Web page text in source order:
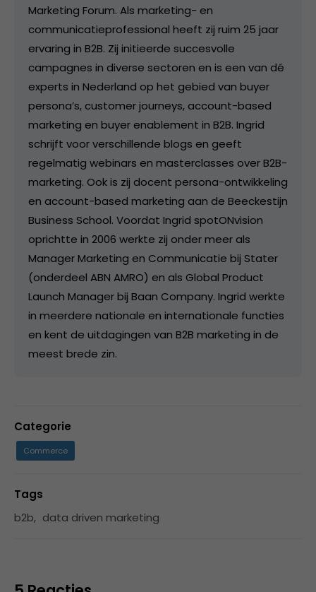
Marketing Forum. Als marketing- en
communicatieprofessional heeft zij ruim 25 jaar
ervaring in B2B. Zij initieerde succesvolle
campagnes in diverse sectoren en is een van dé
experts in Nederland op het gebied van buyer
persona’s, customer journeys, account-based
marketing en buyer enablement in B2B. Ingrid
schrijft voor verschillende blogs en geeft
regelmatig webinars en masterclasses over B2B-
marketing. Ook is zij docent persona-ontwikkeling
en account-based marketing aan de Beeckestijn
Business School. Voordat Ingrid spotONvision
oprichtte in 2006 werkte zij onder meer als
Manager Marketing en Communicatie bij Stater
(onderdeel ABN AMRO) en als Global Product
Launch Manager bij Baan Company. Ingrid werkte
in meerdere nationale en internationale functies
en kent de uitdagingen van B2B marketing in de
meest brede zin.
Categorie
Commerce
Tags
b2b, data driven marketing